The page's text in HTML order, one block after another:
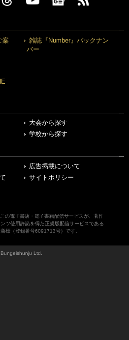
案
雑誌『Number』バックナン
バー
大会から探す
学校から探す
広告掲載について
サイトポリシー
の電子書店・電子書籍配信サービスが、著作
ツ使用許諾を得た正規版配信サービスである
標（登録番号6091713号）です。
Ltd.